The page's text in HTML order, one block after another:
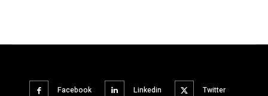
Facebook Linkedin Twitter